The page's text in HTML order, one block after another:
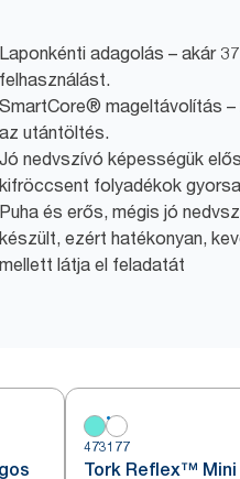
Laponkénti adagolás – akár
felhasználást.
SmartCore® mageltávolítás
az utántöltés.
Jó nedvszívó képességük
kifröccsent folyadékok
Puha és erős, mégis jó
készült, ezért hatékonyan,
mellett látja el feladatát
473177
Tork Reflex™